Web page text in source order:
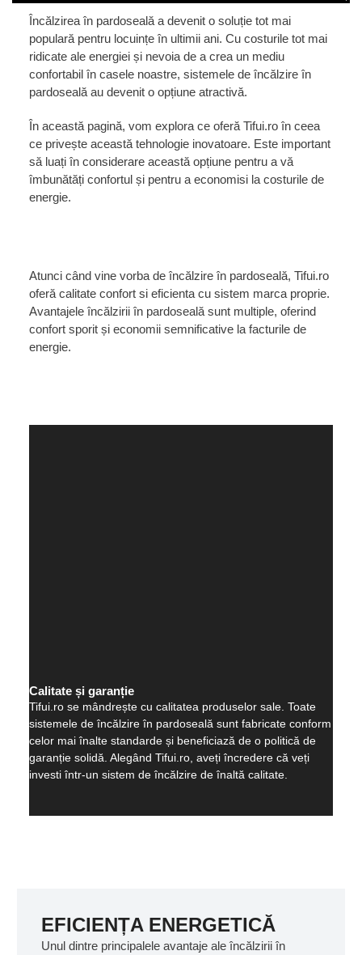
Încălzirea în pardoseală a devenit o soluție tot mai
populară pentru locuințe în ultimii ani. Cu costurile tot mai
ridicate ale energiei și nevoia de a crea un mediu
confortabil în casele noastre, sistemele de încălzire în
pardoseală au devenit o opțiune atractivă.
În această pagină, vom explora ce oferă Tifui.ro în ceea
ce privește această tehnologie inovatoare. Este important
să luați în considerare această opțiune pentru a vă
îmbunătăți confortul și pentru a economisi la costurile de
energie.
Atunci când vine vorba de încălzire în pardoseală, Tifui.ro
oferă calitate confort si eficienta cu sistem marca proprie.
Avantajele încălzirii în pardoseală sunt multiple, oferind
confort sporit și economii semnificative la facturile de
energie.
Calitate și garanție
Tifui.ro se mândrește cu calitatea produselor sale. Toate
sistemele de încălzire în pardoseală sunt fabricate conform
celor mai înalte standarde și beneficiază de o politică de
garanție solidă. Alegând Tifui.ro, aveți încredere că veți
investi într-un sistem de încălzire de înaltă calitate.
EFICIENȚA ENERGETICĂ
Unul dintre principalele avantaje ale încălzirii în